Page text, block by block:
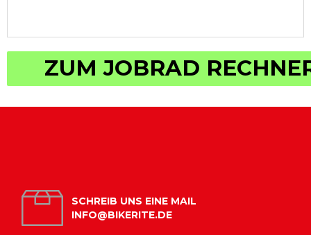
ZUM JOBRAD
SCHREIB UNS EINE MAIL
INFO@BIKERITE.DE